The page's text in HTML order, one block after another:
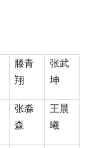
滕青
翔
张武
坤
张淼
森
王晨
曦